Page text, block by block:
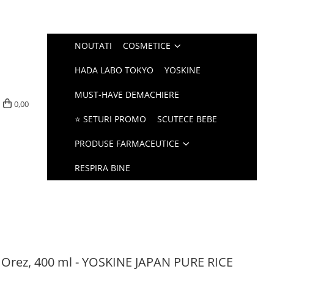
0,00
NOUTATI COSMETICE
HADA LABO TOKYO YOSKINE
MUST-HAVE DEMACHIERE
⭐ SETURI PROMO SCUTECE BEBE
PRODUSE FARMACEUTICE
RESPIRA BINE
400 ml - YOSKINE JAPAN PURE RICE